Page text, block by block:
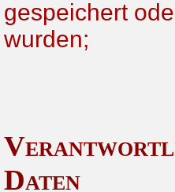
gespeichert
wurden;
Daten